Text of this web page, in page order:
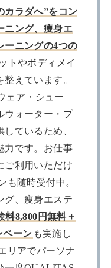
カラダへ”をコン
ニング、痩身エ
ーニングの4つの
トやボディメイ
えています。
ェア・シュー
ウォーター・プ
ているため、
力です。お仕事
ご利用いただけ
も随時受付中。
グ、痩身エステ
料8,800円無料＋
ペーン も実施し
リアでパーソナ